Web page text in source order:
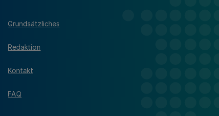
Grundsätzliches
Redaktion
Kontakt
FAQ